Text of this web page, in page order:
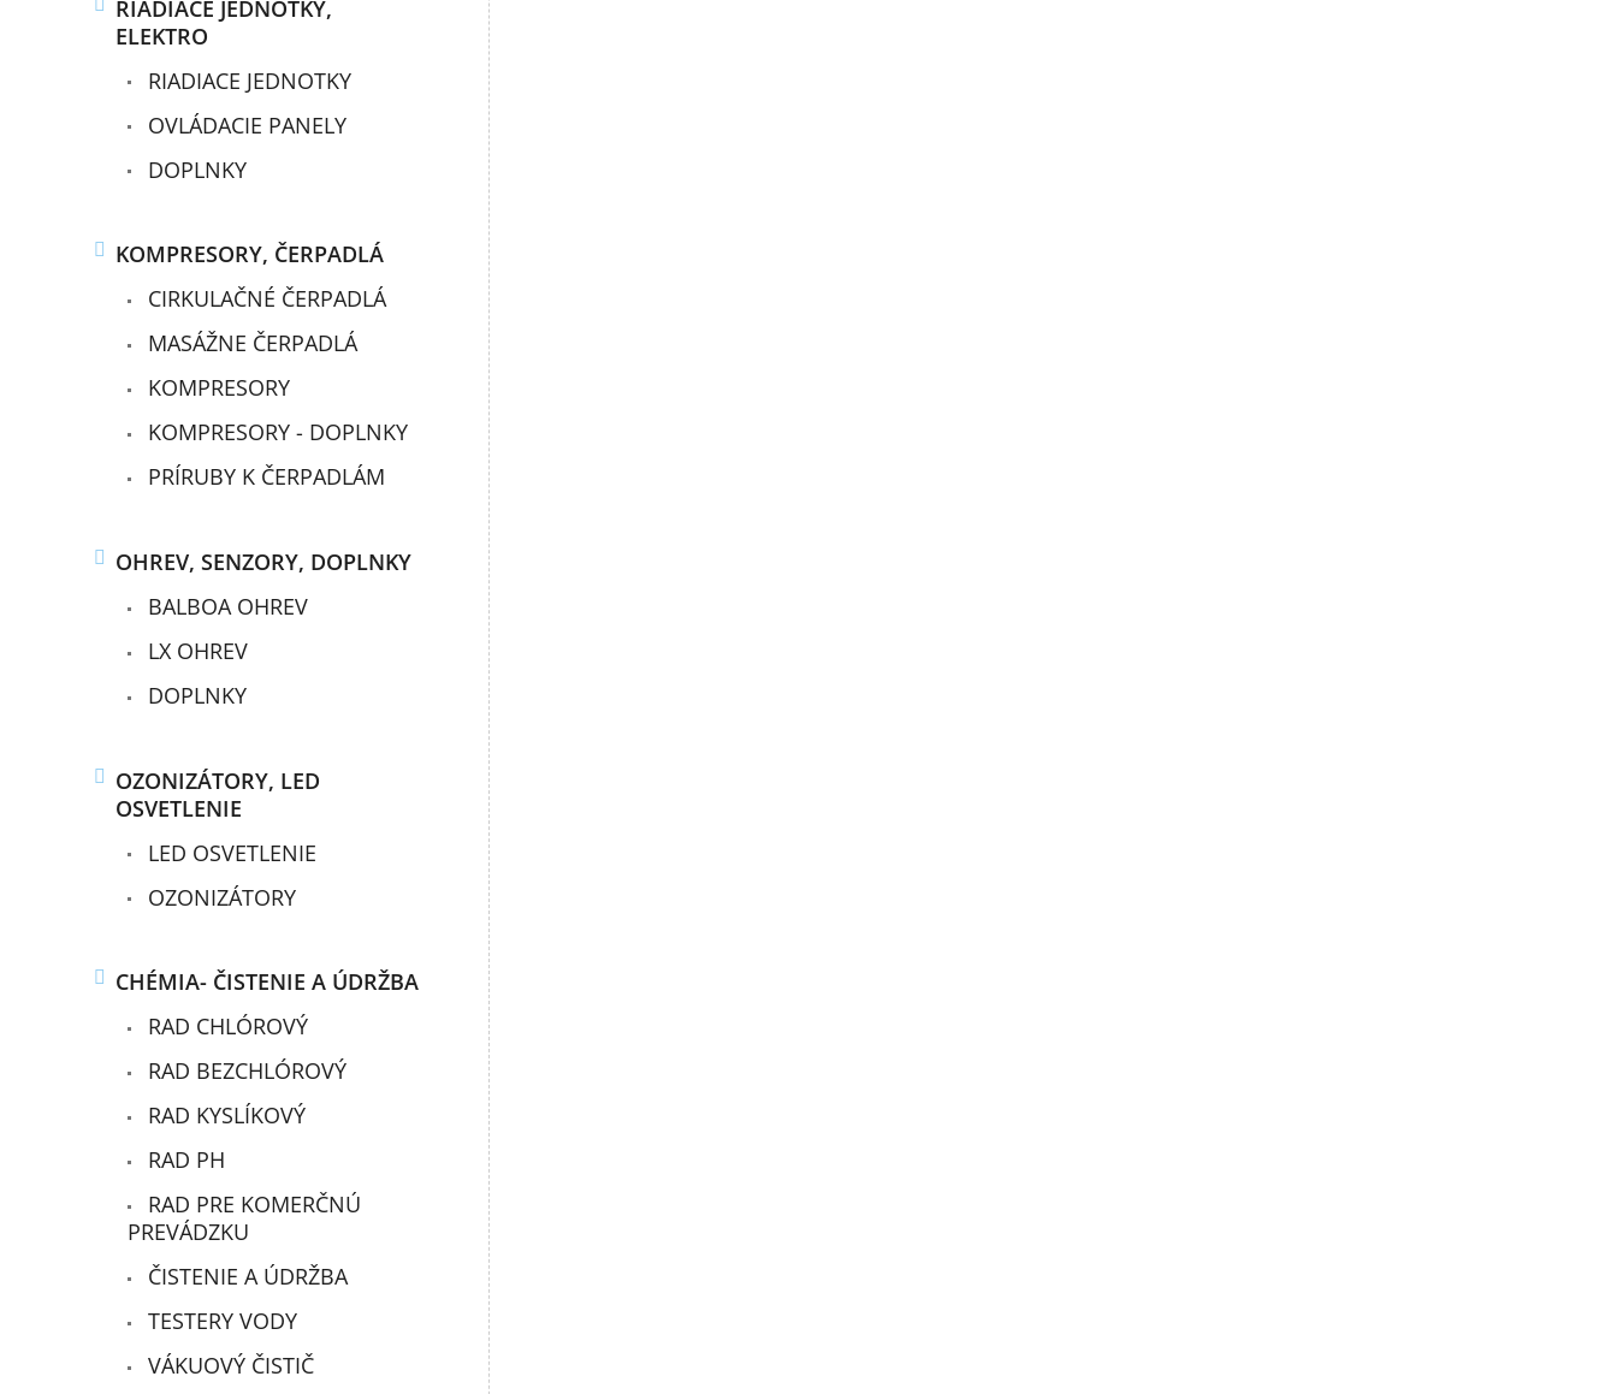
RIADIACE JEDNOTKY,
ELEKTRO
RIADIACE JEDNOTKY
OVLÁDACIE PANELY
DOPLNKY
KOMPRESORY, ČERPADLÁ
CIRKULAČNÉ ČERPADLÁ
MASÁŽNE ČERPADLÁ
KOMPRESORY
KOMPRESORY - DOPLNKY
PRÍRUBY K ČERPADLÁM
OHREV, SENZORY, DOPLNKY
BALBOA OHREV
LX OHREV
DOPLNKY
OZONIZÁTORY, LED
OSVETLENIE
LED OSVETLENIE
OZONIZÁTORY
CHÉMIA- ČISTENIE A ÚDRŽBA
RAD CHLÓROVÝ
RAD BEZCHLÓROVÝ
RAD KYSLÍKOVÝ
RAD PH
RAD PRE KOMERČNÚ
PREVÁDZKU
ČISTENIE A ÚDRŽBA
TESTERY VODY
VÁKUOVÝ ČISTIČ